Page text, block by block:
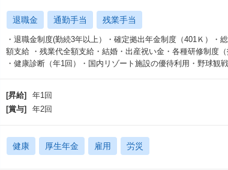
退職金 通勤手当 残業手当
・退職金制度(勤続3年以上）・確定拠出年金制度（401Ｋ）
額支給 ・残業代全額支給・結婚・出産祝い金・各種研修制度
・健康診断（年1回）・国内リゾート施設の優待利用・野球観
[昇給]
年1回
[賞与]
年2回
健康 厚生年金 雇用 労災